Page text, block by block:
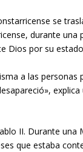
se
durante
Dios por su
a las personas
II. Durante
que estaba